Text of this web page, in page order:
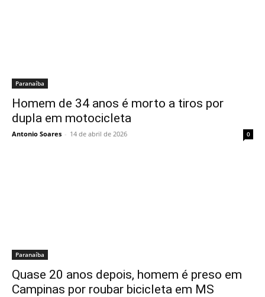
Paranaíba
Homem de 34 anos é morto a tiros por
dupla em motocicleta
Antonio Soares - 14 de abril de 2026 0
Paranaíba
Quase 20 anos depois, homem é preso em
Campinas por roubar bicicleta em MS